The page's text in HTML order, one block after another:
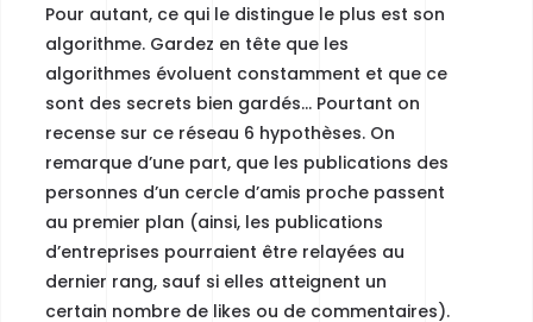
Pour autant, ce qui le distingue le plus est son
algorithme. Gardez en tête que les
algorithmes évoluent constamment et que ce
sont des secrets bien gardés… Pourtant on
recense sur ce réseau 6 hypothèses. On
remarque d’une part, que les publications des
personnes d’un cercle d’amis proche passent
au premier plan (ainsi, les publications
d’entreprises pourraient être relayées au
dernier rang, sauf si elles atteignent un
certain nombre de likes ou de commentaires).